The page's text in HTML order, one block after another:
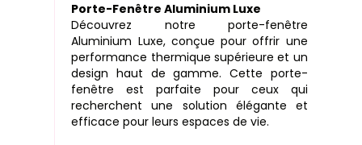
Porte-Fenêtre Aluminium Luxe
Découvrez notre porte-fenêtre
Aluminium Luxe, conçue pour offrir une
performance thermique supérieure et un
design haut de gamme. Cette porte-
fenêtre est parfaite pour ceux qui
recherchent une solution élégante et
efficace pour leurs espaces de vie.